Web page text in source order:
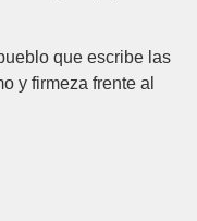
que escribe las
y firmeza frente al